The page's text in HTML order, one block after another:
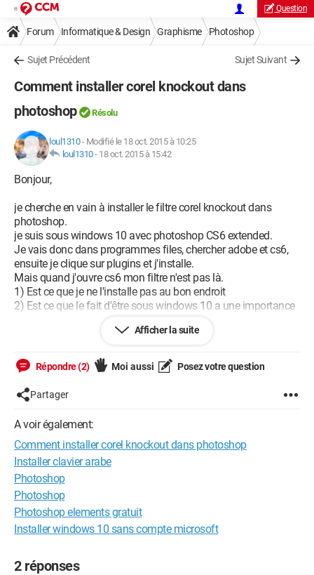
Question
Forum Informatique & Design Graphisme Photoshop
Sujet Précédent Sujet Suivant
Comment installer corel knockout dans
photoshop
Résolu
loul1310- Modifié le 18 oct. 2015 à 10:25
loul1310- 18 oct. 2015 à 15:42
Bonjour,
je cherche en vain à installer le filtre corel knockout dans
photoshop.
je suis sous windows 10 avec photoshop CS6 extended.
Je vais donc dans programmes files, chercher adobe et cs6,
ensuite je clique sur plugins et j'installe.
Mais quand j'ouvre cs6 mon filtre n'est pas là.
1) Est ce que je ne l'installe pas au bon endroit
2) Est ce que le fait d'être sous windows 10 a une importance
Merci par avance pour votre aideAfficher la suite
Répondre (2) Moi aussi Posez votre question
Partager
A voir également:
Comment installer corel knockout dans photoshop
Installer clavier arabe
Photoshop
Photoshop
Photoshop elements gratuit
Installer windows 10 sans compte microsoft
2 réponses